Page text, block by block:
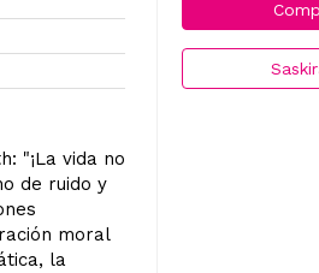
"¡La vida no
de ruido y
moral
la